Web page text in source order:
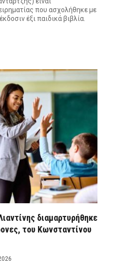
που ασχολήθηκε με
έξι παιδικά βιβλία.
διαμαρτυρήθηκε
του Κωνσταντίνου